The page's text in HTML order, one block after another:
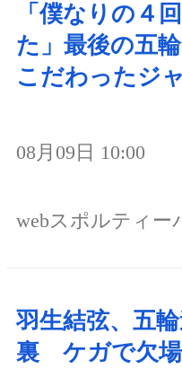
「僕なりの４
た」最後の五
こだわったジ
08月09日 10:00
webスポルティー
羽生結弦、五
裏 ケガで欠場